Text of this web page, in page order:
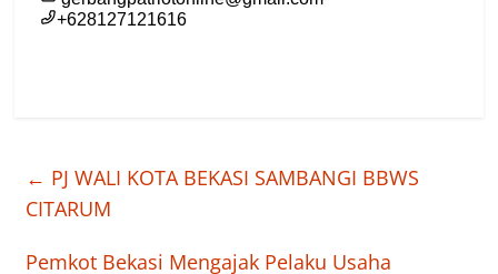
← PJ WALI KOTA BEKASI SAMBANGI BBWS
CITARUM
Pemkot Bekasi Mengajak Pelaku Usaha